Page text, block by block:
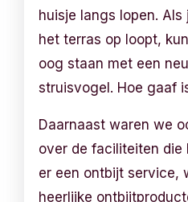
huisje langs lopen.
het terras op loopt,
oog staan met een
struisvogel. Hoe gaaf
Daarnaast waren we
over de faciliteiten die
er een ontbijt service,
heerlijke